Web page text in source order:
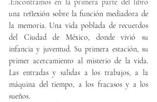
una reflexión sobre la función mediadora de
la memoria. Una vida poblada de recuerdos
del Ciudad de México, donde vivió su
infancia y juventud. Su primera estación, su
primer acercamiento al misterio de la vida.
Las entradas y salidas a los trabajos, a la
máquina del tiempo, a los fracasos y a los
sueños.